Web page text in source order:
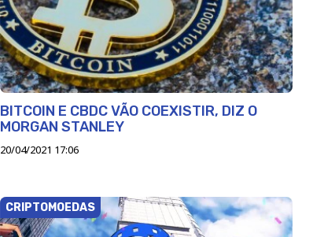
BITCOIN E CBDC VÃO COEXISTIR, DIZ O
MORGAN STANLEY
20/04/2021 17:06
CRIPTOMOEDAS